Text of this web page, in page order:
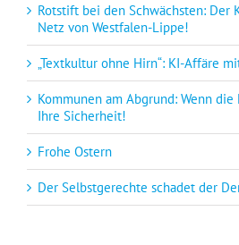
Rotstift bei den Schwächsten: Der
Netz von Westfalen-Lippe!
„Textkultur ohne Hirn“: KI-Affäre
Kommunen am Abgrund: Wenn
Ihre Sicherheit!
Frohe Ostern
Der Selbstgerechte schadet der